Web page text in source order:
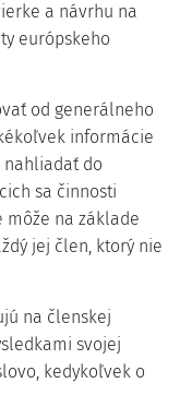
a návrhu na
európskeho
od generálneho
informácie
nahliadať do
sa činnosti
môže na základe
jej člen, ktorý nie
na členskej
svojej
kedykoľvek o